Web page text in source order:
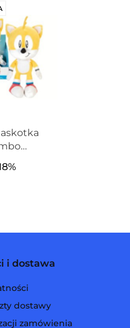
i dostawa
dostawy
zamówienia